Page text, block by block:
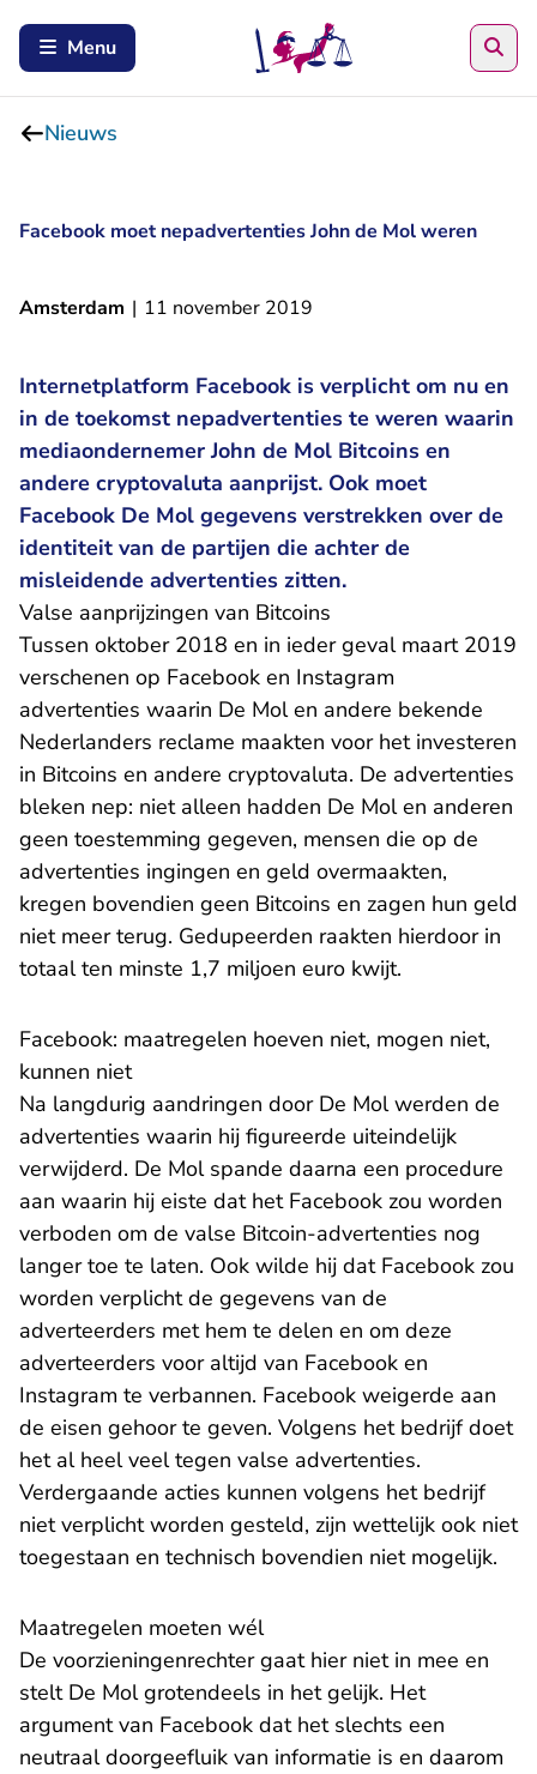
Menu
Nieuws
Facebook moet nepadvertenties John de Mol weren
Amsterdam | 11 november 2019
Internetplatform Facebook is verplicht om nu en
in de toekomst nepadvertenties te weren waarin
mediaondernemer John de Mol Bitcoins en
andere cryptovaluta aanprijst. Ook moet
Facebook De Mol gegevens verstrekken over de
identiteit van de partijen die achter de
misleidende advertenties zitten.
Valse aanprijzingen van Bitcoins
Tussen oktober 2018 en in ieder geval maart 2019
verschenen op Facebook en Instagram
advertenties waarin De Mol en andere bekende
Nederlanders reclame maakten voor het investeren
in Bitcoins en andere cryptovaluta. De advertenties
bleken nep: niet alleen hadden De Mol en anderen
geen toestemming gegeven, mensen die op de
advertenties ingingen en geld overmaakten,
kregen bovendien geen Bitcoins en zagen hun geld
niet meer terug. Gedupeerden raakten hierdoor in
totaal ten minste 1,7 miljoen euro kwijt.
Facebook: maatregelen hoeven niet, mogen niet,
kunnen niet
Na langdurig aandringen door De Mol werden de
advertenties waarin hij figureerde uiteindelijk
verwijderd. De Mol spande daarna een procedure
aan waarin hij eiste dat het Facebook zou worden
verboden om de valse Bitcoin-advertenties nog
langer toe te laten. Ook wilde hij dat Facebook zou
worden verplicht de gegevens van de
adverteerders met hem te delen en om deze
adverteerders voor altijd van Facebook en
Instagram te verbannen. Facebook weigerde aan
de eisen gehoor te geven. Volgens het bedrijf doet
het al heel veel tegen valse advertenties.
Verdergaande acties kunnen volgens het bedrijf
niet verplicht worden gesteld, zijn wettelijk ook niet
toegestaan en technisch bovendien niet mogelijk.
Maatregelen moeten wél
De voorzieningenrechter gaat hier niet in mee en
stelt De Mol grotendeels in het gelijk. Het
argument van Facebook dat het slechts een
neutraal doorgeefluik van informatie is en daarom